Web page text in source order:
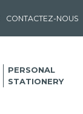
CONTACTEZ-NOUS
PERSONAL
STATIONERY